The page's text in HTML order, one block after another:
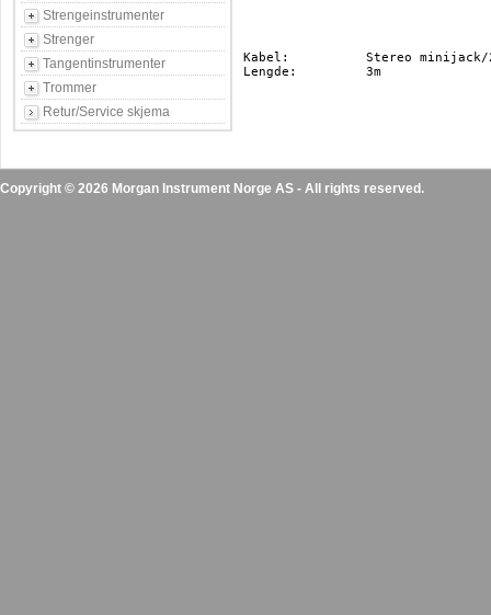
Strengeinstrumenter
Strenger
Tangentinstrumenter
Trommer
Retur/Service skjema
Kabel:		Stereo minijack/2 hunn jack
Lengde:		3m
Copyright © 2026 Morgan Instrument Norge AS - All rights reserved.